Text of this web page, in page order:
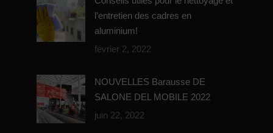
l’entretien des cadres en
aluminium!
février 2, 2022
NOUVELLES Barausse DE
SALONE DEL MOBILE 2022
juin 22, 2022